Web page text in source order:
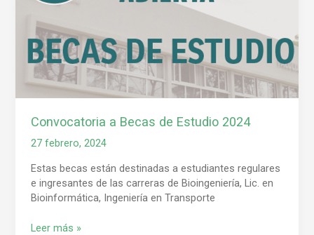
Convocatoria a Becas de Estudio 2024
27 febrero, 2024
Estas becas están destinadas a estudiantes regulares
e ingresantes de las carreras de Bioingeniería, Lic. en
Bioinformática, Ingeniería en Transporte
Leer más »